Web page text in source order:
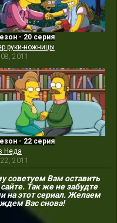
- 20 серия
руки-ножницы
2011
- 22 серия
Неда
2011
советуем Вам оставить
Так же не забудте
на этот сериал. Желаем
Вас снова!